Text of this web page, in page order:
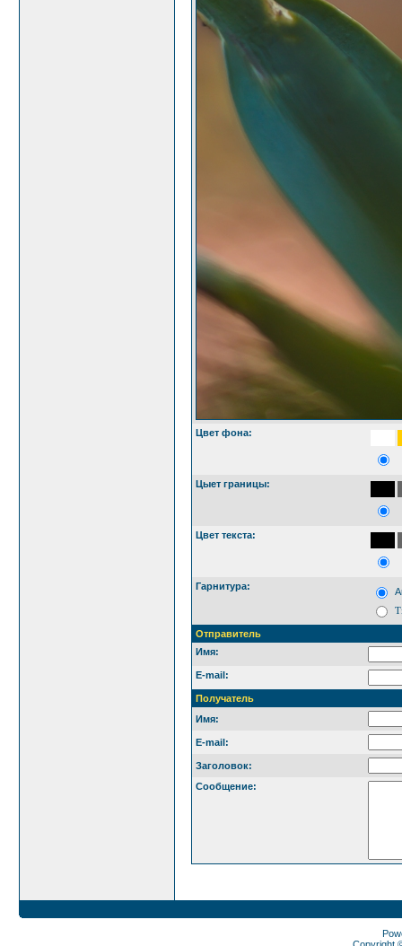
Цвет фона:
Цыет границы:
Цвет текста:
Гарнитура:
Отправитель
Имя:
E-mail:
Получатель
Имя:
E-mail:
Заголовок:
Сообщение: